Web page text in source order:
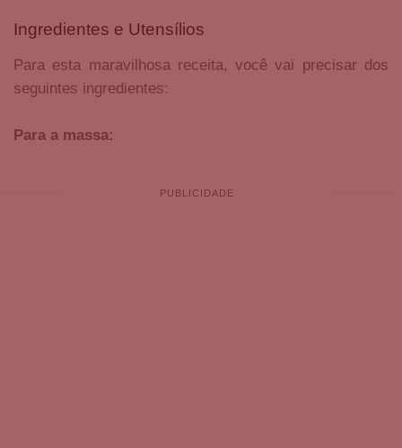
Ingredientes e Utensílios
Para esta maravilhosa receita, você vai precisar dos
seguintes ingredientes:
Para a massa: